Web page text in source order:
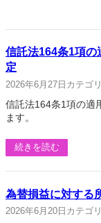
信託法164条1項の
定
2026年6月27日 カテゴ
信託法164条1項の適
ます。
続きを読む
為替損益に対する
2026年6月20日 カテゴ